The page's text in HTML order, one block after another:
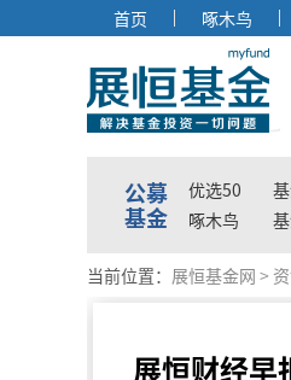
首页 啄木鸟
公募
基金
优选50
啄木鸟
当前位置： 展恒基金网 >
展恒财经早